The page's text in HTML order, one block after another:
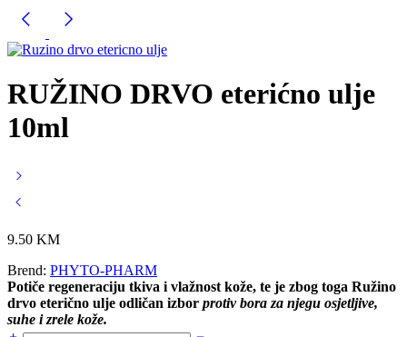
RUŽINO DRVO eterićno ulje
10ml
9.50 KM
Brend: PHYTO-PHARM
Potiče regeneraciju tkiva i vlažnost kože, te je zbog toga Ružino
drvo eterično ulje odličan izbor protiv bora za njegu osjetljive,
suhe i zrele kože.